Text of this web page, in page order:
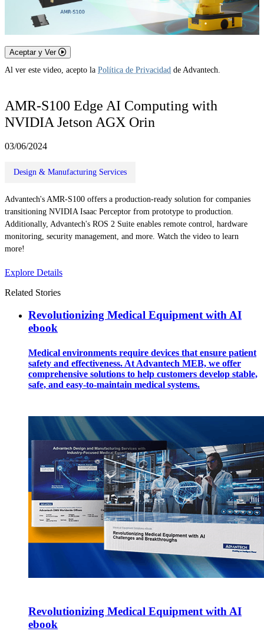
Aceptar y Ver
Al ver este video, acepto la Política de Privacidad de Advantech.
AMR-S100 Edge AI Computing with
NVIDIA Jetson AGX Orin
03/06/2024
Design & Manufacturing Services
Advantech's AMR-S100 offers a production-ready solution for companies
transitioning NVIDIA Isaac Perceptor from prototype to production.
Additionally, Advantech's ROS 2 Suite enables remote control, hardware
monitoring, security management, and more. Watch the video to learn
more!
Explore Details
Related Stories
Revolutionizing Medical Equipment with AI
ebook
Medical environments require devices that ensure patient
safety and effectiveness. At Advantech MEB, we offer
comprehensive solutions to help customers develop stable,
safe, and easy-to-maintain medical systems.
Revolutionizing Medical Equipment with AI
ebook